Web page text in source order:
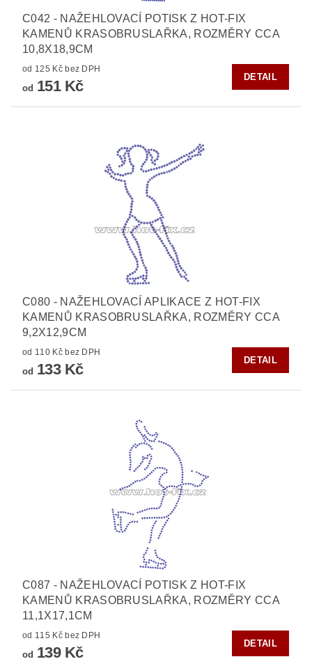
C042 - NAŽEHLOVACÍ POTISK Z HOT-FIX
KAMENŮ KRASOBRUSLAŘKA, ROZMĚRY CCA
10,8X18,9CM
od 125 Kč bez DPH
od 151 Kč
DETAIL
C080 - NAŽEHLOVACÍ APLIKACE Z HOT-FIX
KAMENŮ KRASOBRUSLAŘKA, ROZMĚRY CCA
9,2X12,9CM
od 110 Kč bez DPH
od 133 Kč
DETAIL
C087 - NAŽEHLOVACÍ POTISK Z HOT-FIX
KAMENŮ KRASOBRUSLAŘKA, ROZMĚRY CCA
11,1X17,1CM
od 115 Kč bez DPH
od 139 Kč
DETAIL